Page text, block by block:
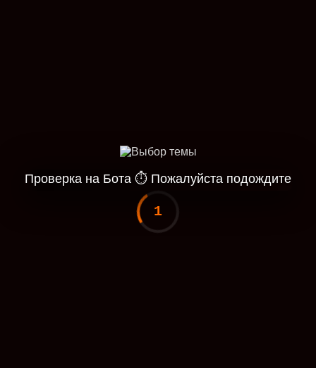
Проверка на Бота ⏱ Пожалуйста подождите
1